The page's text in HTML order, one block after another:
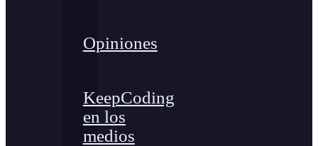
Opiniones
KeepCoding
en los
medios